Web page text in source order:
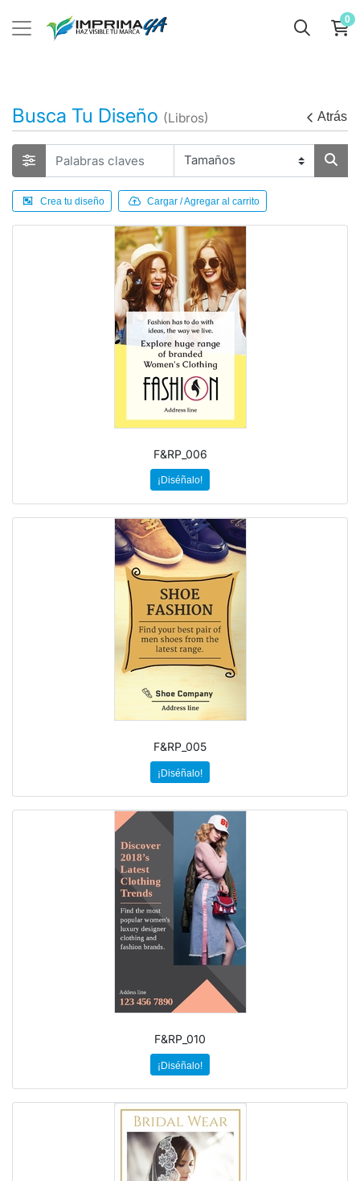
0
Busca Tu Diseño (Libros) Atrás
Crea tu diseño Cargar / Agregar al carrito
F&RP_006
¡Diséñalo!
F&RP_005
¡Diséñalo!
F&RP_010
¡Diséñalo!